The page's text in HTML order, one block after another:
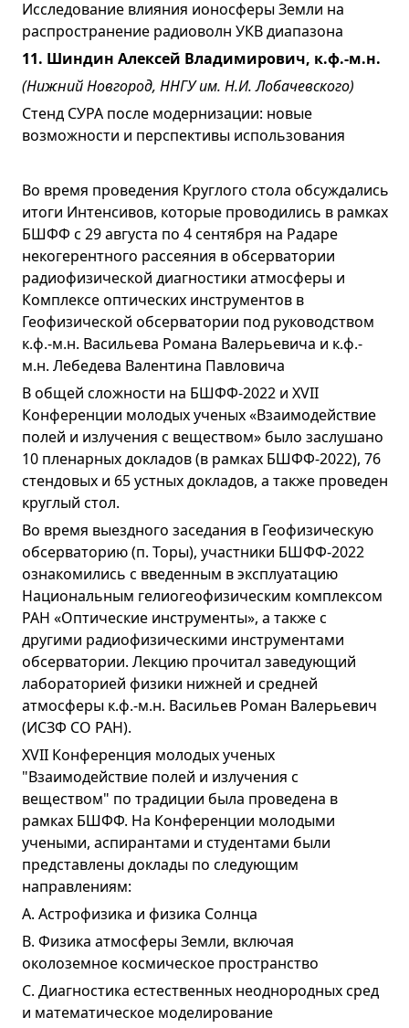
Исследование влияния ионосферы Земли на
распространение радиоволн УКВ диапазона
11. Шиндин Алексей Владимирович, к.ф.-м.н.
(Нижний Новгород, ННГУ им. Н.И. Лобачевского)
Стенд СУРА после модернизации: новые
возможности и перспективы использования
Во время проведения Круглого стола обсуждались
итоги Интенсивов, которые проводились в рамках
БШФФ с 29 августа по 4 сентября на Радаре
некогерентного рассеяния в обсерватории
радиофизической диагностики атмосферы и
Комплексе оптических инструментов в
Геофизической обсерватории под руководством
к.ф.-м.н. Васильева Романа Валерьевича и к.ф.-
м.н. Лебедева Валентина Павловича
В общей сложности на БШФФ-2022 и XVII
Конференции молодых ученых «Взаимодействие
полей и излучения с веществом» было заслушано
10 пленарных докладов (в рамках БШФФ-2022), 76
стендовых и 65 устных докладов, а также проведен
круглый стол.
Во время выездного заседания в Геофизическую
обсерваторию (п. Торы), участники БШФФ-2022
ознакомились с введенным в эксплуатацию
Национальным гелиогеофизическим комплексом
РАН «Оптические инструменты», а также с
другими радиофизическими инструментами
обсерватории. Лекцию прочитал заведующий
лабораторией физики нижней и средней
атмосферы к.ф.-м.н. Васильев Роман Валерьевич
(ИСЗФ СО РАН).
XVII Конференция молодых ученых
"Взаимодействие полей и излучения с
веществом" по традиции была проведена в
рамках БШФФ. На Конференции молодыми
учеными, аспирантами и студентами были
представлены доклады по следующим
направлениям:
A. Астрофизика и физика Солнца
B. Физика атмосферы Земли, включая
околоземное космическое пространство
C. Диагностика естественных неоднородных сред
и математическое моделирование